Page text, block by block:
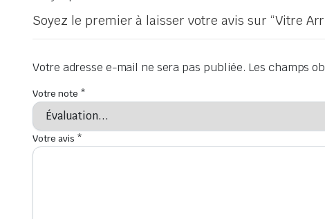
Soyez le premier à laisser votre avis sur “Vitre
Votre adresse e-mail ne sera pas publiée. Les champs
Votre note *
Votre avis *